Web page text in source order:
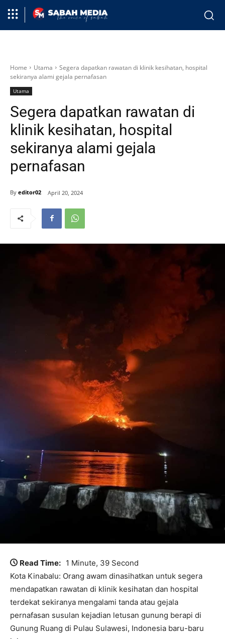
Home Utama
Segera dapatkan rawatan di klinik kesihatan, hospital
sekiranya alami gejala pernafasan
Utama
Segera dapatkan rawatan di
klinik kesihatan, hospital
sekiranya alami gejala
pernafasan
By editor02 April 20, 2024
Read Time: 1 Minute, 39 Second
Kota Kinabalu: Orang awam dinasihatkan untuk segera
mendapatkan rawatan di klinik kesihatan dan hospital
terdekat sekiranya mengalami tanda atau gejala
pernafasan susulan kejadian letusan gunung berapi di
Gunung Ruang di Pulau Sulawesi, Indonesia baru-baru